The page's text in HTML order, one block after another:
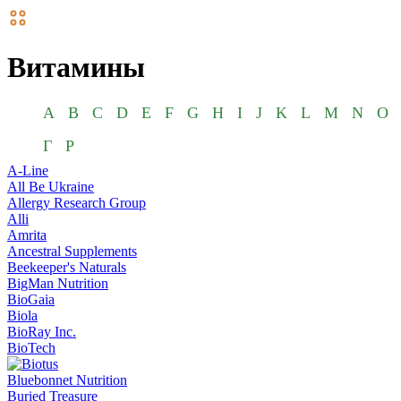
Витамины
A B C D E F G H I J K L M N O
Г
Р
A-Line
All Be Ukraine
Allergy Research Group
Alli
Amrita
Ancestral Supplements
Beekeeper's Naturals
BigMan Nutrition
BioGaia
Biola
BioRay Inc.
BioTech
Bluebonnet Nutrition
Buried Treasure